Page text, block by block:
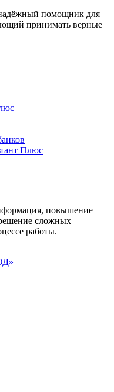
помощник для
принимать верные
Плюс
повышение
сложных
работы.